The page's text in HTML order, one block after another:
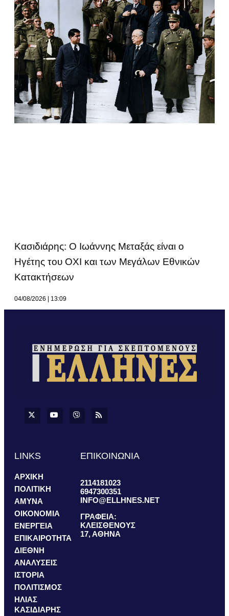
Κασιδιάρης: Ο Ιωάννης Μεταξάς είναι ο
Ηγέτης του ΟΧΙ και των Μεγάλων Εθνικών
Κατακτήσεων
04/08/2026 13:09
LINKS
ΑΡΧΙΚΗ
ΠΟΛΙΤΙΚΗ
ΑΜΥΝΑ
ΟΙΚΟΝΟΜΙΑ
ΕΝΕΡΓΕΙΑ
ΕΠΙΚΑΙΡΟΤΗΤΑ
ΔΙΕΘΝΗ
ΑΝΑΛΥΣΕΙΣ
ΙΣΤΟΡΙΑ
ΠΟΛΙΤΙΣΜΟΣ
ΗΛΙΑΣ
ΚΑΣΙΔΙΑΡΗΣ
ΕΠΙΚΟΙΝΩΝΙΑ
2114181023
6947300351
INFO@ELLHNES.NET
ΓΡΑΦΕΙΑ:
ΚΛΕΙΣΘΕΝΟΥΣ
17, ΑΘΗΝΑ